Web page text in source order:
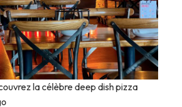
la célèbre deep dish pizza